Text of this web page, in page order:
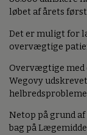
løbet af årets
Det er muligt for
overvægtige
Overvægtige med
Wegovy
Netop på grund
bag på